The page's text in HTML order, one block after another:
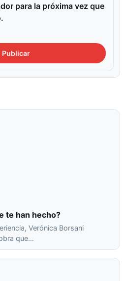
para la próxima vez que
te han hecho?
Verónica Borsani
que…